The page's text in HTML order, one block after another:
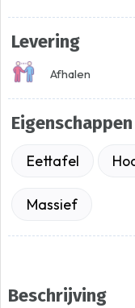
Levering
Afhalen
Eigenschappen
Eettafel
Massief
Beschrijving